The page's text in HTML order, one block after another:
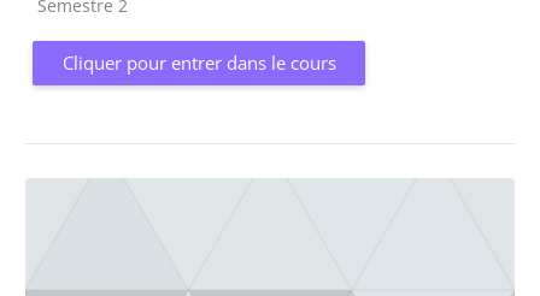
Semestre 2
Cliquer pour entrer dans le cours